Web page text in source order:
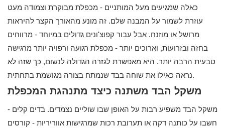
כאלה שמגיעים מעל המותניים - מכפלת מבוקרת וצמודה מעט
עוזרת לשמור על המבנה שלם. זה מונע מהאורך הקצר להיראות
מרושל או מוזנח. אבל עבור קפוצ'ונים גדולים במיוחד - מרווחים
בחזה ובזרועות, וארוכים יותר - מכפלת רגועה ורפויה יותר מרגישה
טבעית הרבה יותר. היא מאפשרת לגזרה הגדולה לנשום, כך שזה לא
נראה כאילו את שוחה בבד שנמתח בצורה מגושמת בתחתית.
משקל הבד משתנה כיצד מתנהגת המכפלת
משקל הבד משפיע רבות על האופן שבו שוליים נצמדים. בדים קלים -
חשבו על כותנה דקה או תערובת רכות שמרגישות אווריריות - קורסים